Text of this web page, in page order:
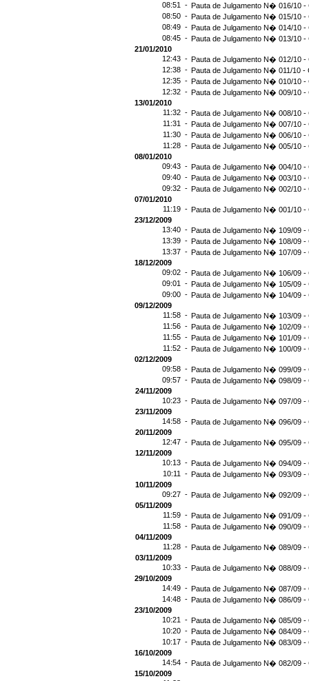
08:51 - Pauta de Julgamento N� 016/10 -
08:50 - Pauta de Julgamento N� 015/10 -
08:49 - Pauta de Julgamento N� 014/10 -
08:45 - Pauta de Julgamento N� 013/10 -
21/01/2010
12:43 - Pauta de Julgamento N� 012/10 -
12:38 - Pauta de Julgamento N� 011/10 -
12:35 - Pauta de Julgamento N� 010/10 -
12:32 - Pauta de Julgamento N� 009/10 -
13/01/2010
11:32 - Pauta de Julgamento N� 008/10 -
11:31 - Pauta de Julgamento N� 007/10 -
11:30 - Pauta de Julgamento N� 006/10 -
11:28 - Pauta de Julgamento N� 005/10 -
08/01/2010
09:43 - Pauta de Julgamento N� 004/10 -
09:40 - Pauta de Julgamento N� 003/10 -
09:32 - Pauta de Julgamento N� 002/10 -
07/01/2010
11:19 - Pauta de Julgamento N� 001/10 -
23/12/2009
13:40 - Pauta de Julgamento N� 109/09 -
13:39 - Pauta de Julgamento N� 108/09 -
13:37 - Pauta de Julgamento N� 107/09 -
18/12/2009
09:02 - Pauta de Julgamento N� 106/09 -
09:01 - Pauta de Julgamento N� 105/09 -
09:00 - Pauta de Julgamento N� 104/09 -
09/12/2009
11:58 - Pauta de Julgamento N� 103/09 -
11:56 - Pauta de Julgamento N� 102/09 -
11:55 - Pauta de Julgamento N� 101/09 -
11:52 - Pauta de Julgamento N� 100/09 -
02/12/2009
09:58 - Pauta de Julgamento N� 099/09 -
09:57 - Pauta de Julgamento N� 098/09 -
24/11/2009
10:23 - Pauta de Julgamento N� 097/09 -
23/11/2009
14:58 - Pauta de Julgamento N� 096/09 -
20/11/2009
12:47 - Pauta de Julgamento N� 095/09 -
12/11/2009
10:13 - Pauta de Julgamento N� 094/09 -
10:11 - Pauta de Julgamento N� 093/09 -
10/11/2009
09:27 - Pauta de Julgamento N� 092/09 -
05/11/2009
11:59 - Pauta de Julgamento N� 091/09 -
11:58 - Pauta de Julgamento N� 090/09 -
04/11/2009
11:28 - Pauta de Julgamento N� 089/09 -
03/11/2009
10:33 - Pauta de Julgamento N� 088/09 -
29/10/2009
14:49 - Pauta de Julgamento N� 087/09 -
14:48 - Pauta de Julgamento N� 086/09 -
23/10/2009
10:21 - Pauta de Julgamento N� 085/09 -
10:20 - Pauta de Julgamento N� 084/09 -
10:17 - Pauta de Julgamento N� 083/09 -
16/10/2009
14:54 - Pauta de Julgamento N� 082/09 -
15/10/2009